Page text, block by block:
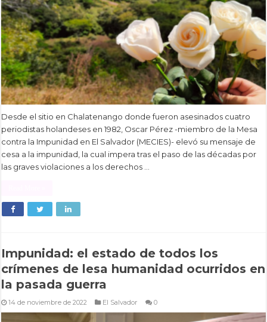
Desde el sitio en Chalatenango donde fueron asesinados cuatro
periodistas holandeses en 1982, Oscar Pérez -miembro de la Mesa
contra la Impunidad en El Salvador (MECIES)- elevó su mensaje de
cesa a la impunidad, la cual impera tras el paso de las décadas por
las graves violaciones a los derechos …
Impunidad: el estado de todos los
crímenes de lesa humanidad ocurridos en
la pasada guerra
14 de noviembre de 2022 El Salvador 0